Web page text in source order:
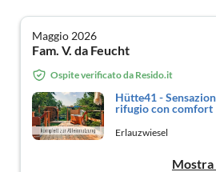
Maggio 2026
Fam. V. da Feucht
Ospite verificato da Resido.it
Hütte41 -
rifugio con comfort
Erlauzwiesel
Mostra